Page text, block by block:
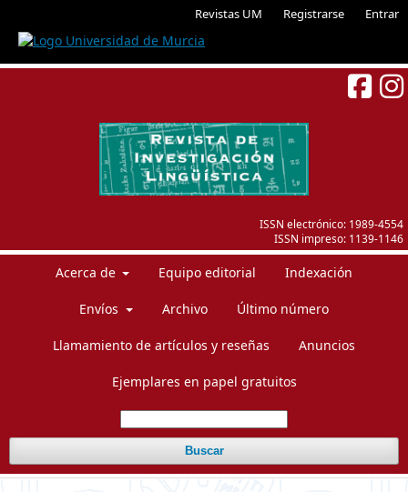
Revistas UM Registrarse Entrar
ISSN electrónico: 1989-4554
ISSN impreso: 1139-1146
Acerca de Equipo editorial Indexación
Envíos Archivo Último número
Llamamiento de artículos y reseñas Anuncios
Ejemplares en papel gratuitos
Buscar